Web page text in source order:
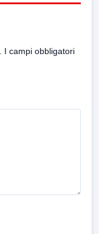
I campi obbligatori